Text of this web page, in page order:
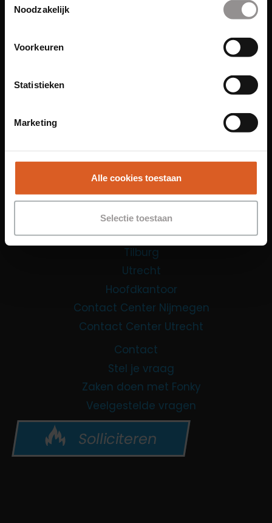
Noodzakelijk
Voorkeuren
Statistieken
Marketing
Alle cookies toestaan
Selectie toestaan
Groningen
Leiden
Maastricht
Nijmegen
Rotterdam
Tilburg
Utrecht
Hoofdkantoor
Contact Center Nijmegen
Contact Center Utrecht
Contact
Stel je vraag
Zaken doen met Fonky
Veelgestelde vragen
Solliciteren